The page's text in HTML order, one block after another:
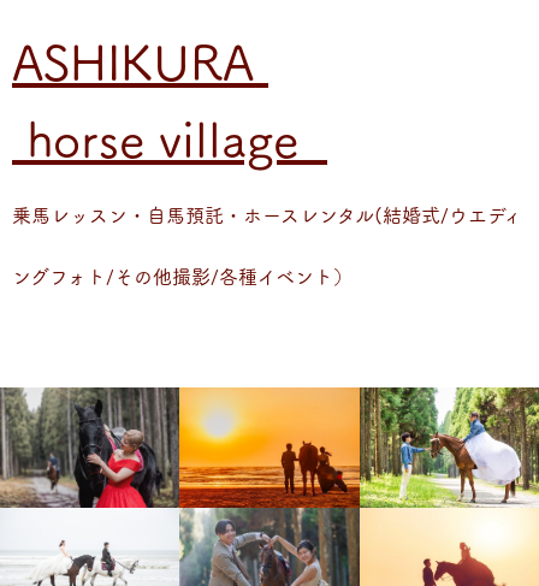
ASHIKURA
horse village
乗馬レッスン・自馬預託・ホースレンタル(結婚式/ウエディ
ングフォト/その他撮影/各種イベント）